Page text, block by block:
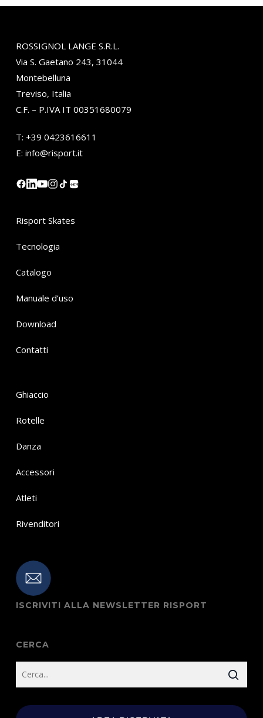
ROSSIGNOL LANGE S.R.L.
Via S. Gaetano 243, 31044
Montebelluna
Treviso, Italia
C.F. – P.IVA IT 00351680079
T: +39 0423616611
E: info@risport.it
小红书
Risport Skates
Tecnologia
Catalogo
Manuale d’uso
Download
Contatti
Ghiaccio
Rotelle
Danza
Accessori
Atleti
Rivenditori
ISCRIVITI ALLA NEWSLETTER RISPORT
CERCA